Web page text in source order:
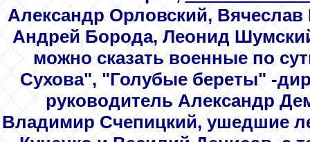
Александр Орловский,
Андрей Борода, Леонид
можно сказать военные по
Сухова", "Голубые береты" -
руководитель Александр
Владимир Счепицкий, ушедшие